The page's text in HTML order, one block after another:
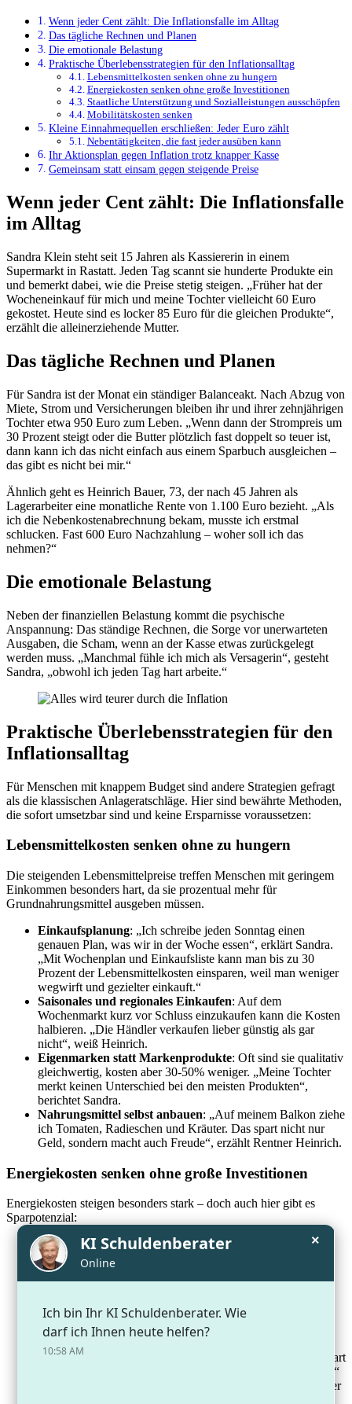
Wenn jeder Cent zählt: Die Inflationsfalle im Alltag
Das tägliche Rechnen und Planen
Die emotionale Belastung
Praktische Überlebensstrategien für den Inflationsalltag
Lebensmittelkosten senken ohne zu hungern
Energiekosten senken ohne große Investitionen
Staatliche Unterstützung und Sozialleistungen ausschöpfen
Mobilitätskosten senken
Kleine Einnahmequellen erschließen: Jeder Euro zählt
Nebentätigkeiten, die fast jeder ausüben kann
Ihr Aktionsplan gegen Inflation trotz knapper Kasse
Gemeinsam statt einsam gegen steigende Preise
Wenn jeder Cent zählt: Die Inflationsfalle
im Alltag
Sandra Klein steht seit 15 Jahren als Kassiererin in einem
Supermarkt in Rastatt. Jeden Tag scannt sie hunderte Produkte ein
und bemerkt dabei, wie die Preise stetig steigen. „Früher hat der
Wocheneinkauf für mich und meine Tochter vielleicht 60 Euro
gekostet. Heute sind es locker 85 Euro für die gleichen Produkte“,
erzählt die alleinerziehende Mutter.
Das tägliche Rechnen und Planen
Für Sandra ist der Monat ein ständiger Balanceakt. Nach Abzug von
Miete, Strom und Versicherungen bleiben ihr und ihrer zehnjährigen
Tochter etwa 950 Euro zum Leben. „Wenn dann der Strompreis um
30 Prozent steigt oder die Butter plötzlich fast doppelt so teuer ist,
dann kann ich das nicht einfach aus einem Sparbuch ausgleichen –
das gibt es nicht bei mir.“
Ähnlich geht es Heinrich Bauer, 73, der nach 45 Jahren als
Lagerarbeiter eine monatliche Rente von 1.100 Euro bezieht. „Als
ich die Nebenkostenabrechnung bekam, musste ich erstmal
schlucken. Fast 600 Euro Nachzahlung – woher soll ich das
nehmen?“
Die emotionale Belastung
Neben der finanziellen Belastung kommt die psychische
Anspannung: Das ständige Rechnen, die Sorge vor unerwarteten
Ausgaben, die Scham, wenn an der Kasse etwas zurückgelegt
werden muss. „Manchmal fühle ich mich als Versagerin“, gesteht
Sandra, „obwohl ich jeden Tag hart arbeite.“
Praktische Überlebensstrategien für den
Inflationsalltag
Für Menschen mit knappem Budget sind andere Strategien gefragt
als die klassischen Anlageratschläge. Hier sind bewährte Methoden,
die sofort umsetzbar sind und keine Ersparnisse voraussetzen:
Lebensmittelkosten senken ohne zu hungern
Die steigenden Lebensmittelpreise treffen Menschen mit geringem
Einkommen besonders hart, da sie prozentual mehr für
Grundnahrungsmittel ausgeben müssen.
Einkaufsplanung: „Ich schreibe jeden Sonntag einen
genauen Plan, was wir in der Woche essen“, erklärt Sandra.
„Mit Wochenplan und Einkaufsliste kann man bis zu 30
Prozent der Lebensmittelkosten einsparen, weil man weniger
wegwirft und gezielter einkauft.“
Saisonales und regionales Einkaufen: Auf dem
Wochenmarkt kurz vor Schluss einzukaufen kann die Kosten
halbieren. „Die Händler verkaufen lieber günstig als gar
nicht“, weiß Heinrich.
Eigenmarken statt Markenprodukte: Oft sind sie qualitativ
gleichwertig, kosten aber 30-50% weniger. „Meine Tochter
merkt keinen Unterschied bei den meisten Produkten“,
berichtet Sandra.
Nahrungsmittel selbst anbauen: „Auf meinem Balkon ziehe
ich Tomaten, Radieschen und Kräuter. Das spart nicht nur
Geld, sondern macht auch Freude“, erzählt Rentner Heinrich.
Energiekosten senken ohne große Investitionen
Energiekosten steigen besonders stark – doch auch hier gibt es
Sparpotenzial:
Stromverbrauch reduzieren: „Ich habe alle Geräte auf
Standby an eine abschaltbare Steckerleiste angeschlossen“,
erklärt Sandra. „Das spart etwa 100 Euro im Jahr.“
heizen. „Ein Grad weniger Raumtemperatur spart etwa 6
Prozent Heizkosten“, weiß Heinrich.
Durchflussbegrenzern ausstatten. „Das merkt man kaum, spart
aber bei einer vierköpfigen Familie bis zu 150 Euro im Jahr.“
: Beim Jobcenter oder
×